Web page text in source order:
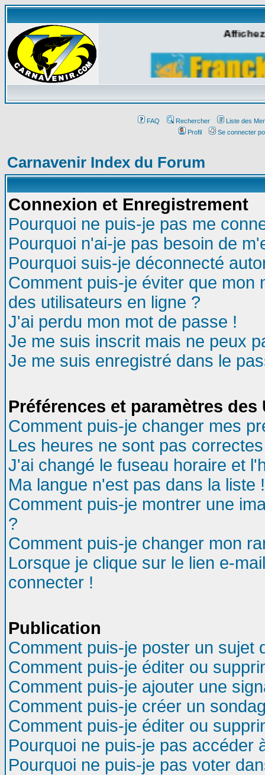
FAQ Rechercher
Liste des
Profil
Se connecter
Carnavenir Index du Forum
Connexion et Enregistrement
Pourquoi ne puis-je pas me
Pourquoi n'ai-je pas besoin de
Pourquoi suis-je déconnecté
Comment puis-je éviter que mon
des utilisateurs en ligne ?
J'ai perdu mon mot de passe !
Je me suis inscrit mais ne peux
Je me suis enregistré dans le
Préférences et paramètres
Comment puis-je changer mes
Les heures ne sont pas
J'ai changé le fuseau horaire et
Ma langue n'est pas dans la liste !
Comment puis-je montrer une
?
Comment puis-je changer mon
Lorsque je clique sur le lien e-
connecter !
Publication
Comment puis-je poster un sujet
Comment puis-je éditer ou
Comment puis-je ajouter une
Comment puis-je créer un
Comment puis-je éditer ou
Pourquoi ne puis-je pas accéder
Pourquoi ne puis-je pas voter